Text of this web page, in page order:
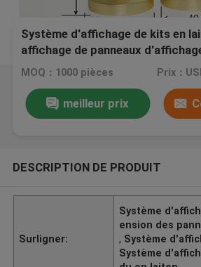
Système d'affichage de kits en
affichage de panneaux
MOQ：1000 pièces Prix：
meilleur prix
DESCRIPTION DE PRODUIT
Surligner:
Système
ension des
, Système
Système